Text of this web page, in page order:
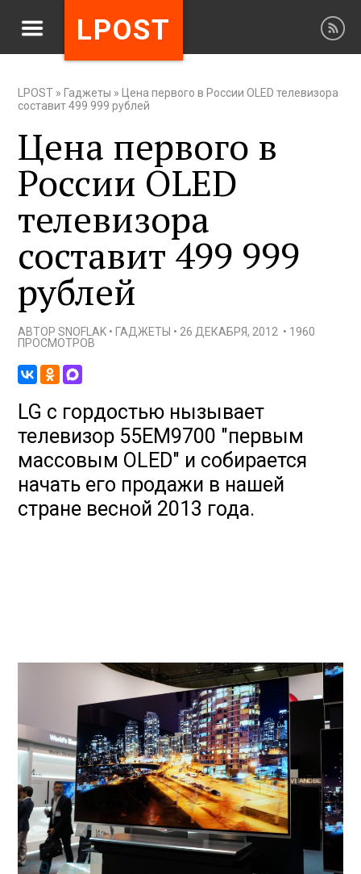
LPOST
LPOST » Гаджеты »
Цена первого в России OLED телевизора
составит 499 999 рублей
Цена первого в
России OLED
телевизора
составит 499 999
рублей
АВТОРSNOFLAK • ГАДЖЕТЫ • 26 ДЕКАБРЯ, 2012 • 1960
ПРОСМОТРОВ
LG с гордостью нызывает
телевизор 55EM9700 "первым
массовым OLED" и собирается
начать его продажи в нашей
стране весной 2013 года.